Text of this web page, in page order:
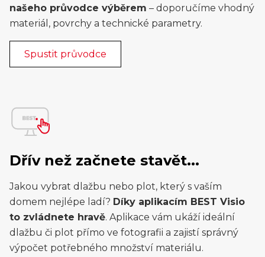
našeho průvodce výběrem – doporučíme vhodný
materiál, povrchy a technické parametry.
Spustit průvodce
Dřív než začnete stavět...
Jakou vybrat dlažbu nebo plot, který s vaším
domem nejlépe ladí? Díky aplikacím BEST Visio
to zvládnete hravě. Aplikace vám ukáží ideální
dlažbu či plot přímo ve fotografii a zajistí správný
výpočet potřebného množství materiálu.